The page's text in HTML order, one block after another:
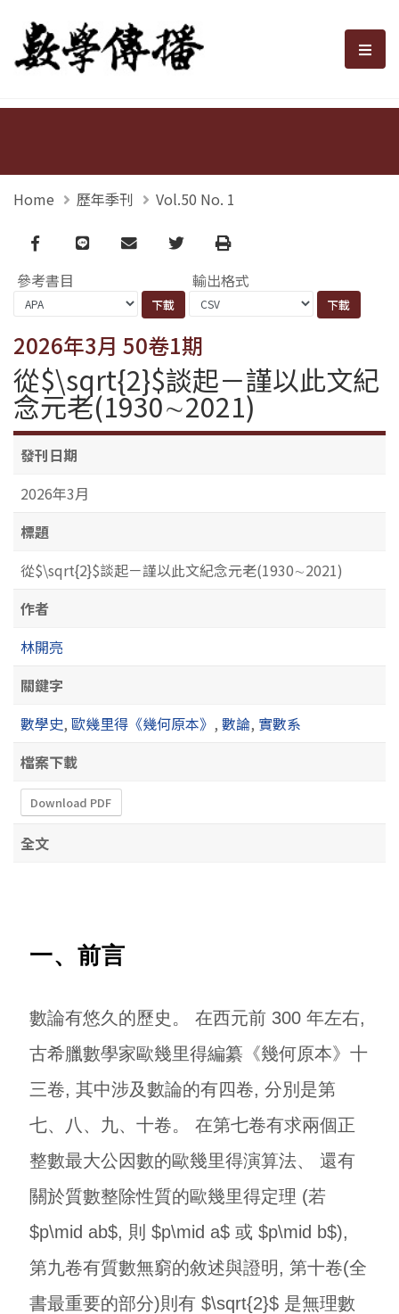
數學傳播 選
Home 歷年季刊 Vol.50 No. 1
Facebook
line email TwitterPrint
參考書目 輸出格式
2026年3月 50卷1期
從$\sqrt{2}$談起－謹以此文紀
念元老(1930∼2021)
發刊日期
2026年3月
標題
從$\sqrt{2}$談起－謹以此文紀念元老(1930∼2021)
作者
林開亮
關鍵字
數學史, 歐幾里得《幾何原本》 , 數論, 實數系
檔案下載
Download PDF
全文
一、前言
數論有悠久的歷史。 在西元前 300 年左右,
古希臘數學家歐幾里得編纂《幾何原本》十
三卷, 其中涉及數論的有四卷, 分別是第
七、八、九、十卷。 在第七卷有求兩個正
整數最大公因數的歐幾里得演算法、 還有
關於質數整除性質的歐幾里得定理 (若
$p\mid ab$, 則 $p\mid a$ 或 $p\mid b$),
第九卷有質數無窮的敘述與證明, 第十卷(全
書最重要的部分)則有 $\sqrt{2}$ 是無理數